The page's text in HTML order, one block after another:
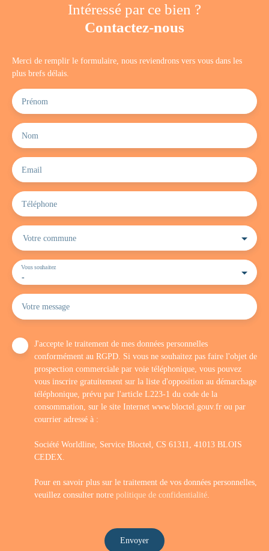
Intéressé par ce bien ?
Contactez-nous
Merci de remplir le formulaire, nous reviendrons vers vous dans les
plus brefs délais.
Prénom
Nom
Email
Téléphone
Votre commune
-
Vous souhaitez
Votre message
J'accepte le traitement de mes données personnelles
conformément au RGPD. Si vous ne souhaitez pas faire l'objet de
prospection commerciale par voie téléphonique, vous pouvez
vous inscrire gratuitement sur la liste d'opposition au démarchage
téléphonique, prévu par l'article L223-1 du code de la
consommation, sur le site Internet www.bloctel.gouv.fr ou par
courrier adressé à :
Société Worldline, Service Bloctel, CS 61311, 41013 BLOIS
CEDEX.
Pour en savoir plus sur le traitement de vos données personnelles,
veuillez consulter notre politique de confidentialité
Envoyer